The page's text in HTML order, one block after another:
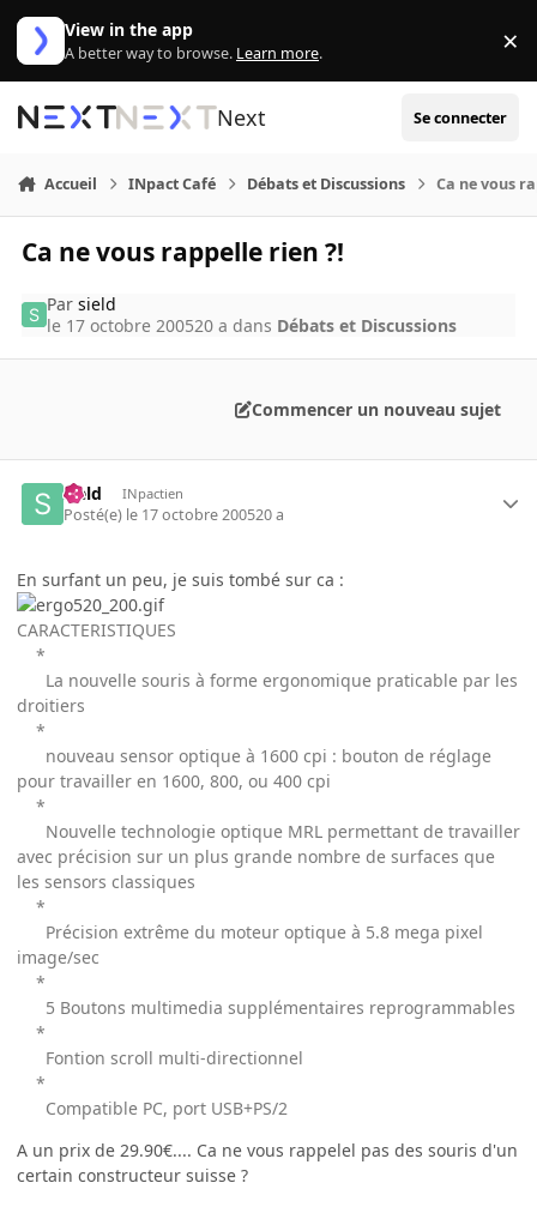
Aller au contenu
View in the app
A better way to browse. Learn more. ×
Next Se connecter
Accueil INpact Café Débats et Discussions Ca ne vous
Ca ne vous rappelle rien ?!
Parsield
le 17 octobre 200520 a dans Débats et Discussions
Commencer un nouveau sujet
sield INpactien
Posté(e) le 17 octobre 200520 a
En surfant un peu, je suis tombé sur ca :
CARACTERISTIQUES
*
La nouvelle souris à forme ergonomique praticable par les
droitiers
*
nouveau sensor optique à 1600 cpi : bouton de réglage
pour travailler en 1600, 800, ou 400 cpi
*
Nouvelle technologie optique MRL permettant de travailler
avec précision sur un plus grande nombre de surfaces que
les sensors classiques
*
Précision extrême du moteur optique à 5.8 mega pixel
image/sec
*
5 Boutons multimedia supplémentaires reprogrammables
*
Fontion scroll multi-directionnel
*
Compatible PC, port USB+PS/2
A un prix de 29.90€.... Ca ne vous rappelel pas des souris d'un
certain constructeur suisse ?